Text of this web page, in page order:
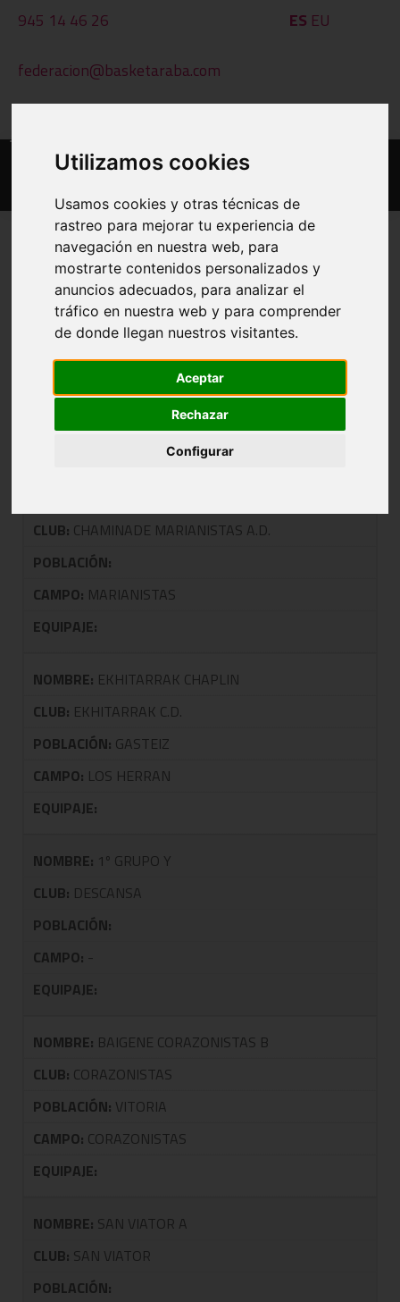
Utilizamos cookies
Usamos cookies y otras técnicas de
rastreo para mejorar tu experiencia de
navegación en nuestra web, para
mostrarte contenidos personalizados y
anuncios adecuados, para analizar el
tráfico en nuestra web y para comprender
de donde llegan nuestros visitantes.
Aceptar
Rechazar
Configurar
945 14 46 26
federacion@basketaraba.com
ES EU
EGUTEGIAK ETA EMAITZAK
INPRIMATU
BESTE TALDE BAT IKUSI
TALDEA: 0505 F4 JUNIOR MASCULINA 2ª
CLUB: CHAMINADE MARIANISTAS A.D.
POBLACIÓN:
CAMPO: MARIANISTAS
EQUIPAJE:
NOMBRE: EKHITARRAK CHAPLIN
CLUB: EKHITARRAK C.D.
POBLACIÓN: GASTEIZ
CAMPO: LOS HERRAN
EQUIPAJE:
NOMBRE: 1º GRUPO Y
CLUB: DESCANSA
POBLACIÓN:
CAMPO: -
EQUIPAJE:
NOMBRE: BAIGENE CORAZONISTAS B
CLUB: CORAZONISTAS
POBLACIÓN: VITORIA
CAMPO: CORAZONISTAS
EQUIPAJE:
NOMBRE: SAN VIATOR A
CLUB: SAN VIATOR
POBLACIÓN: